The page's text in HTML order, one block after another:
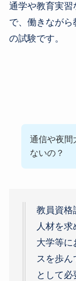
通学や教育実
で、働きながら
の試験です。
通信や夜間
ないの？
教員資格
人材を求
大学等に
スを歩ん
として